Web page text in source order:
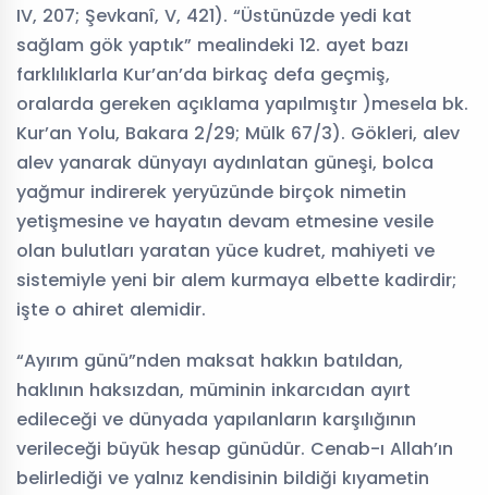
IV, 207; Şevkanî, V, 421). “Üstünüzde yedi kat
sağlam gök yaptık” mealindeki 12. ayet bazı
farklılıklarla Kur’an’da birkaç defa geçmiş,
oralarda gereken açıklama yapılmıştır )mesela bk.
Kur’an Yolu, Bakara 2/29; Mülk 67/3). Gökleri, alev
alev yanarak dünyayı aydınlatan güneşi, bolca
yağmur indirerek yeryüzünde birçok nimetin
yetişmesine ve hayatın devam etmesine vesile
olan bulutları yaratan yüce kudret, mahiyeti ve
sistemiyle yeni bir alem kurmaya elbette kadirdir;
işte o ahiret alemidir.
“Ayırım günü”nden maksat hakkın batıldan,
haklının haksızdan, müminin inkarcıdan ayırt
edileceği ve dünyada yapılanların karşılığının
verileceği büyük hesap günüdür. Cenab-ı Allah’ın
belirlediği ve yalnız kendisinin bildiği kıyametin